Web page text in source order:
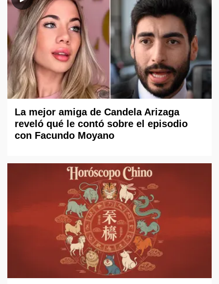
La mejor amiga de Candela Arizaga
reveló qué le contó sobre el episodio
con Facundo Moyano